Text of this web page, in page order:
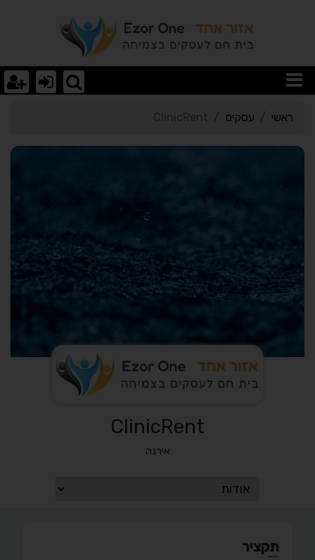
פרטי כרטיס העסק ClinicRent
ראשי עסקים ClinicRent
ClinicRent
אירנה
תקציר